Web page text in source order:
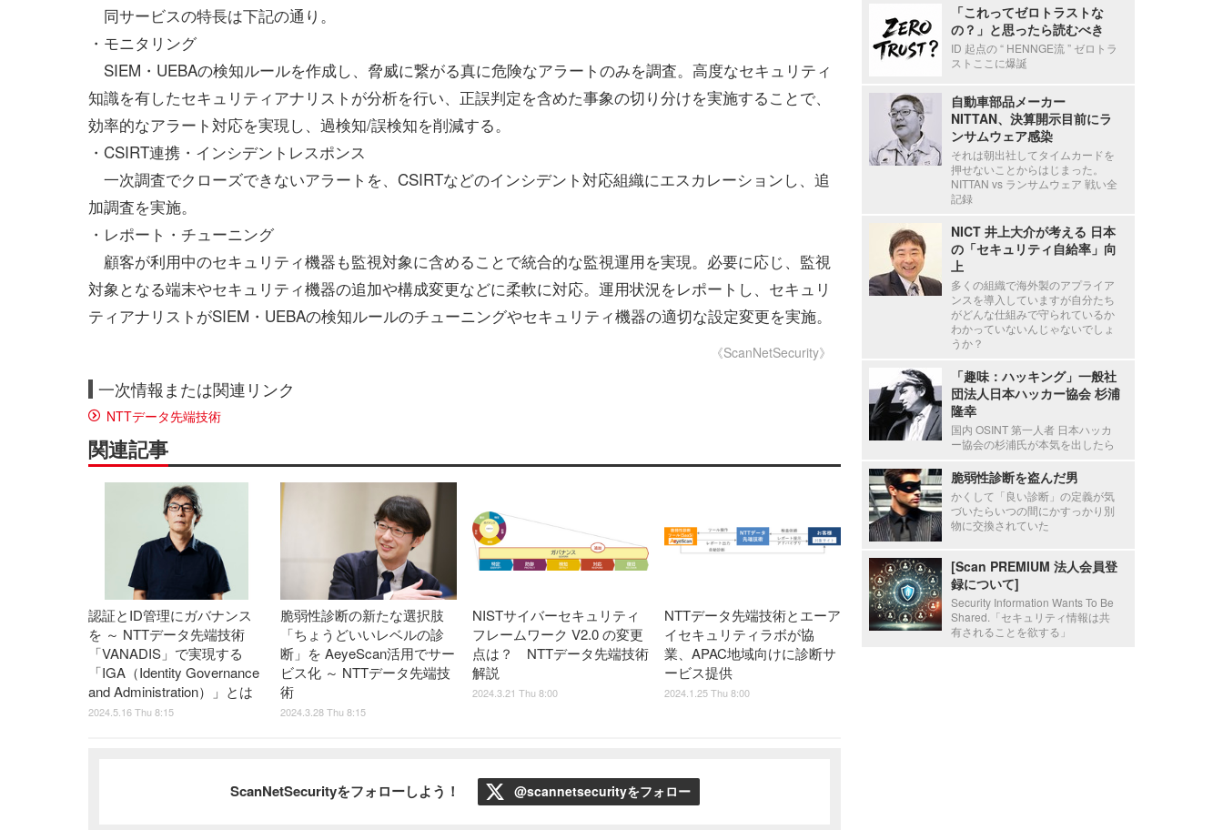
同サービスの特長は下記の通り。
・モニタリング
SIEM・UEBAの検知ルールを作成し、脅威に繋がる真に危険なアラートのみを調査。高度なセキュリティ
知識を有したセキュリティアナリストが分析を行い、正誤判定を含めた事象の切り分けを実施することで、
効率的なアラート対応を実現し、過検知/誤検知を削減する。
・CSIRT連携・インシデントレスポンス
一次調査でクローズできないアラートを、CSIRTなどのインシデント対応組織にエスカレーションし、追
加調査を実施。
・レポート・チューニング
顧客が利用中のセキュリティ機器も監視対象に含めることで統合的な監視運用を実現。必要に応じ、監視
対象となる端末やセキュリティ機器の追加や構成変更などに柔軟に対応。運用状況をレポートし、セキュリ
ティアナリストがSIEM・UEBAの検知ルールのチューニングやセキュリティ機器の適切な設定変更を実施。
《ScanNetSecurity》
一次情報または関連リンク
NTTデータ先端技術
関連記事
認証とID管理にガバナンス
を ～ NTTデータ先端技術
「VANADIS」で実現する
「IGA（Identity Governance
and Administration）」とは
2024.5.16 Thu 8:15
脆弱性診断の新たな選択肢
「ちょうどいいレベルの診
断」を AeyeScan活用でサー
ビス化 ～ NTTデータ先端技
術
2024.3.28 Thu 8:15
NISTサイバーセキュリティ
フレームワーク V2.0 の変更
点は？ NTTデータ先端技術
解説
2024.3.21 Thu 8:00
NTTデータ先端技術とエーア
イセキュリティラボが協
業、APAC地域向けに診断サ
ービス提供
2024.1.25 Thu 8:00
ScanNetSecurityをフォローしよう！ @scannetsecurityをフォロー
「これってゼロトラストな
の？」と思ったら読むべき
ID 起点の “ HENNGE流 ” ゼロトラ
ストここに爆誕
自動車部品メーカー
NITTAN、決算開示目前にラ
ンサムウェア感染
それは朝出社してタイムカードを
押せないことからはじまった。
NITTAN vs ランサムウェア 戦い全
記録
NICT 井上大介が考える 日本
の「セキュリティ自給率」向
上
多くの組織で海外製のアプライア
ンスを導入していますが自分たち
がどんな仕組みで守られているか
わかっていないんじゃないでしょ
うか？
「趣味：ハッキング」一般社
団法人日本ハッカー協会 杉浦
隆幸
国内 OSINT 第一人者 日本ハッカ
ー協会の杉浦氏が本気を出したら
脆弱性診断を盗んだ男
かくして「良い診断」の定義が気
づいたらいつの間にかすっかり別
物に交換されていた
[Scan PREMIUM 法人会員登
録について]
Security Information Wants To Be
Shared.「セキュリティ情報は共
有されることを欲する」